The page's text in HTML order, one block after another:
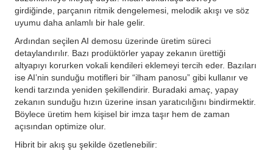
girdiğinde, parçanın ritmik dengelemesi, melodik akışı ve söz
uyumu daha anlamlı bir hale gelir.
Ardından seçilen AI demosu üzerinde üretim süreci
detaylandırılır. Bazı prodüktörler yapay zekanın ürettiği
altyapıyı korurken vokali kendileri eklemeyi tercih eder. Bazıları
ise AI’nin sunduğu motifleri bir “ilham panosu” gibi kullanır ve
kendi tarzında yeniden şekillendirir. Buradaki amaç, yapay
zekanın sunduğu hızın üzerine insan yaratıcılığını bindirmektir.
Böylece üretim hem kişisel bir imza taşır hem de zaman
açısından optimize olur.
Hibrit bir akış şu şekilde özetlenebilir: